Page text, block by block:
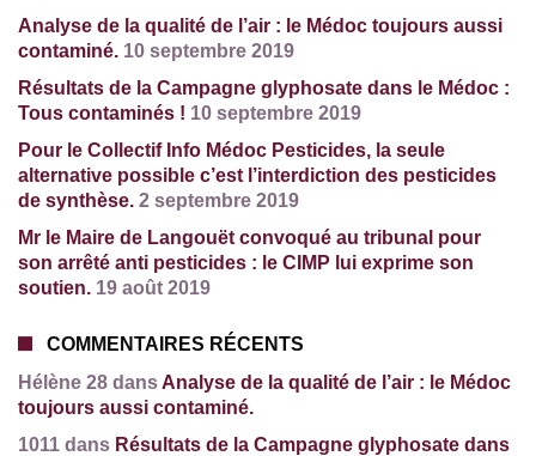
Analyse de la qualité de l’air : le Médoc toujours aussi
contaminé. 10 septembre 2019
Résultats de la Campagne glyphosate dans le Médoc :
Tous contaminés ! 10 septembre 2019
Pour le Collectif Info Médoc Pesticides, la seule
alternative possible c’est l’interdiction des pesticides
de synthèse. 2 septembre 2019
Mr le Maire de Langouët convoqué au tribunal pour
son arrêté anti pesticides : le CIMP lui exprime son
soutien. 19 août 2019
COMMENTAIRES RÉCENTS
Hélène 28 dans Analyse de la qualité de l’air : le Médoc
toujours aussi contaminé.
1011 dans Résultats de la Campagne glyphosate dans